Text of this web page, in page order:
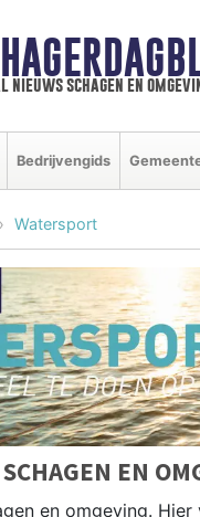
nieuws schagen en
Bedrijvengids
Watersport
EN
en omgeving.